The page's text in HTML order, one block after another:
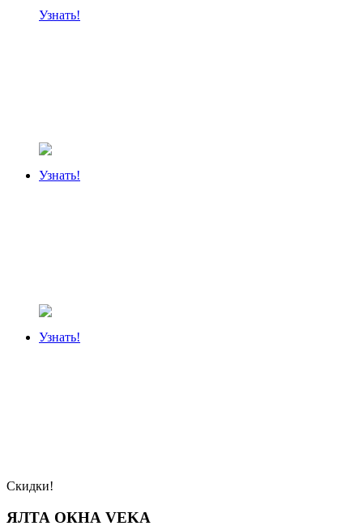
Узнать!
Узнать!
Узнать!
Скидки!
ЯЛТА ОКНА VEKA